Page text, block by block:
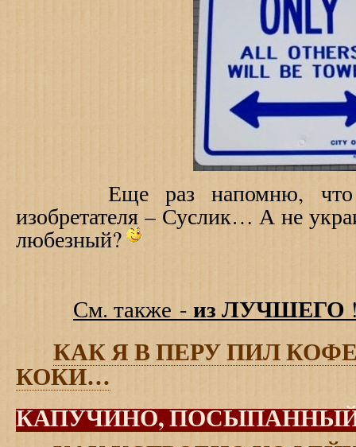
Еще раз напомню, что
изобретателя – Суслик… Ане
любезный?
См. также - из ЛУЧШЕГО
КАК Я В ПЕРУ ПИЛ
КОКИ…
КАПУЧИНО,